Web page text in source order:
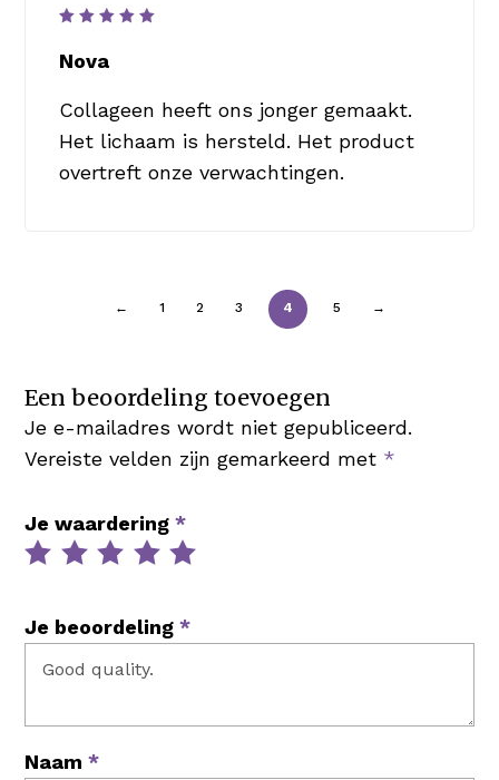
5
Nova
Collageen heeft ons jonger gemaakt.
Het lichaam is hersteld. Het product
overtreft onze verwachtingen.
← 1 2 3 4 5 →
Een beoordeling toevoegen
Je e-mailadres wordt niet gepubliceerd.
Vereiste velden zijn gemarkeerd met *
Je waardering*
Je beoordeling*
Naam*